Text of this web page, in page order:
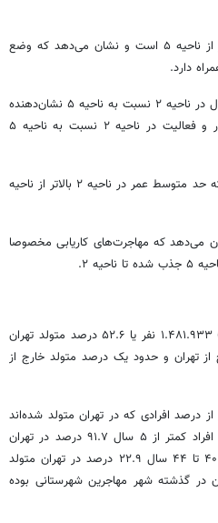
افراد بالاتر از پنجاه در ناحیه ۲ بیشتر از ناحیه ۵ است و نشان می‌دهد که وضع
دارد.
بالا بودن درصد افراد بین ۲۰ تا ۵۰ سال در ناحیه ۲ نسبت به ناحیه ۵ نشان‌دهنده
وجود گروه‌های بهترین دوره نیروی کار و فعالیت در ناحیه ۲ نسبت به ناحیه ۵
ضمنا این نتیجه هم به دست می‌آید که حد متوسط عمر در ناحیه ۲ بالاتر از ناحیه
می‌دهد که مهاجرت‌های کاریابی مخصوصا
۲.
از کل ساکنین تهران (۲.۸۲۷.۸۰۰ نفر) ۱.۴۸۱.۹۳۳ نفر یا ۵۲.۶ درصد متولد تهران
متولد خارج از تهران و حدود یک درصد متولد خارج از
درصد افرادی که در تهران متولد شده‌اند
کاسته می‌شود به این ترتیب که بین افراد کمتر از ۵ سال ۹۱.۷ درصد در تهران
متولد شده‌اند در حالی که بین افراد ۴۰ تا ۴۴ سال ۲۲.۹ درصد در تهران متولد
در گذشته شهر مهاجرین شهرستانی بوده